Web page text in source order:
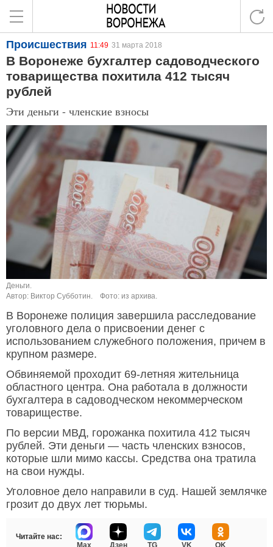
Происшествия 11:49 31 марта 2018
В Воронеже бухгалтер садоводческого
товарищества похитила 412 тысяч
рублей
Эти деньги - членские взносы
Деньги.
Автор: Виктор Субботин.
Фото: из архива.
В Воронеже полиция завершила расследование
уголовного дела о присвоении денег с
использованием служебного положения, причем в
крупном размере.
Обвиняемой проходит 69-летняя жительница
областного центра. Она работала в должности
бухгалтера в садоводческом некоммерческом
товариществе.
По версии МВД, горожанка похитила 412 тысяч
рублей. Эти деньги — часть членских взносов,
которые шли мимо кассы. Средства она тратила
на свои нужды.
Уголовное дело направили в суд. Нашей землячке
грозит до двух лет тюрьмы.
Читайте нас: